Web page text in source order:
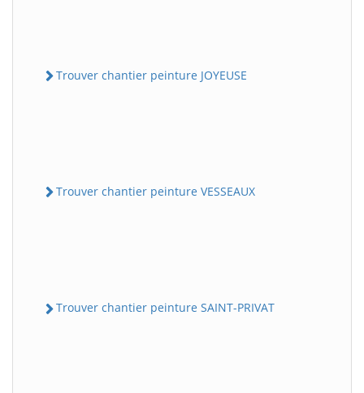
Trouver chantier peinture JOYEUSE
Trouver chantier peinture VESSEAUX
Trouver chantier peinture SAINT-PRIVAT